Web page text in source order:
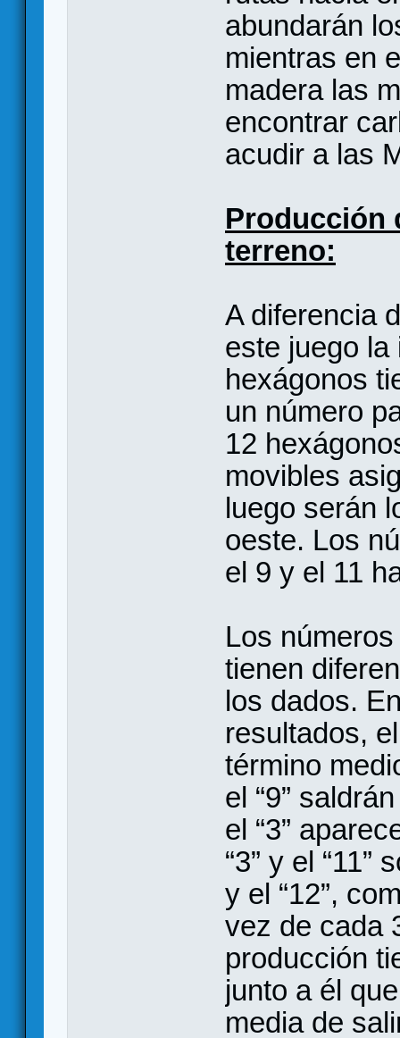
abundarán
mientras en
madera las
encontrar
acudir a las
Producción
terreno:
A diferencia
este juego
hexágonos
un número
12
movibles
luego serán
oeste. Los
el 9 y el 11
Los
tienen
los dados.
resultados,
término
el “9”
el “3”
“3” y el “11”
y el “12”,
vez de cada
producción
junto a él
media de